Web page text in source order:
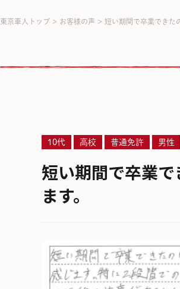
東京車人トップ > お客様の声 > 短い期間で卒業できた
10代 高校 普通免許 男性
短い期間で卒業
ます。